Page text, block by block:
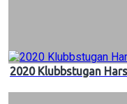
2020 Klubbstugan